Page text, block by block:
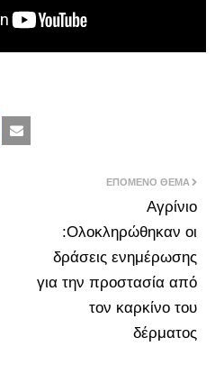
ΕΠΌΜΕΝΟ ΘΈΜΑ
Αγρίνιο
:Ολοκληρώθηκαν οι
δράσεις ενημέρωσης
για την προστασία από
τον καρκίνο του
δέρματος